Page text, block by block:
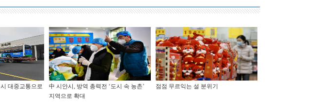
대중교통으로
中 시안시, 방역 총력전 ‘도시 속 농촌’
지역으로 확대
점점 무르익는 설 분위기